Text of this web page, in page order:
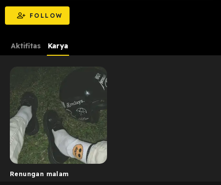
FOLLOW
Aktifitas Karya
Renungan malam